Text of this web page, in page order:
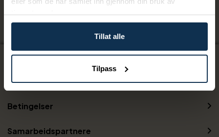
tjenestene deres.
Tillat alle
Tilpass
Betingelser
Samarbeidspartnere